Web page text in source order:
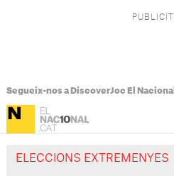
Segueix-nos a DiscoverJoc El Nacional
ELECCIONS EXTREMENYES